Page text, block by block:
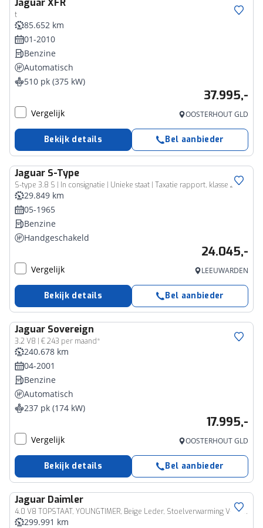
JaguarXFR
t
85.652 km
01-2010
Benzine
Automatisch
510 pk (375 kW)
37.995,-
Vergelijk OOSTERHOUT GLD
Bekijk details Bel aanbieder
Jaguar S-Type
S-type 3.8 S | In consignatie | Unieke staat | Taxatie rapport, klasse 2 | Three-Eighty | Midnight Blue
29.849 km
05-1965
Benzine
Handgeschakeld
24.045,-
Vergelijk LEEUWARDEN
Bekijk details Bel aanbieder
Jaguar Sovereign
3.2 V8 | € 243 per maand*
240.678 km
04-2001
Benzine
Automatisch
237 pk (174 kW)
17.995,-
Vergelijk OOSTERHOUT GLD
Bekijk details Bel aanbieder
Jaguar Daimler
4.0 V8 TOPSTAAT, YOUNGTIMER, Beige Leder, Stoelverwarming V+A, Elektrische Stoelen V+A, Climate Control, Cruise Control, Apple Carplay, (MET GARANTIE*)
299.991 km